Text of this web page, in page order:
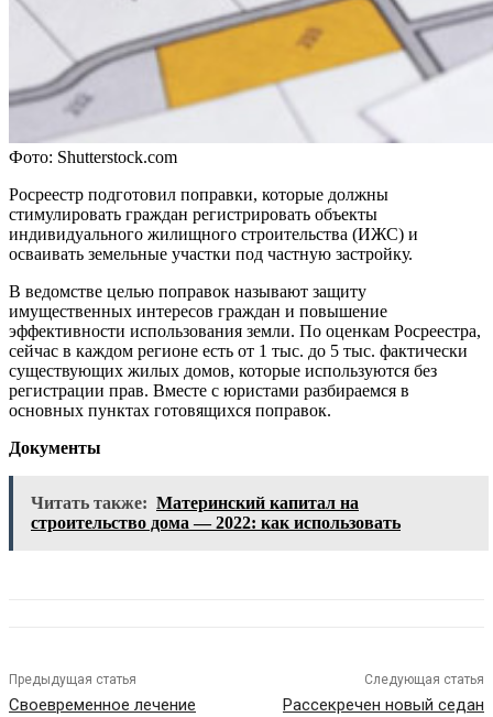
Фото: Shutterstock.com
Росреестр подготовил поправки, которые должны
стимулировать граждан регистрировать объекты
индивидуального жилищного строительства (ИЖС) и
осваивать земельные участки под частную застройку.
В ведомстве целью поправок называют защиту
имущественных интересов граждан и повышение
эффективности использования земли. По оценкам Росреестра,
сейчас в каждом регионе есть от 1 тыс. до 5 тыс. фактически
существующих жилых домов, которые используются без
регистрации прав. Вместе с юристами разбираемся в
основных пунктах готовящихся поправок.
Документы
Читать также: Материнский капитал на
строительство дома — 2022: как использовать
Предыдущая статья
Своевременное лечение
Следующая статья
Рассекречен новый седан